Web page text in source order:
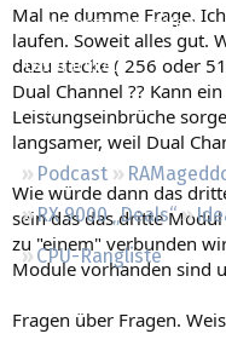
Neueste Aktivitäten
Leserartikel
Regeln
Podcast
RX 9000 „Deals“
CPU-Rangliste
Mal ne dumme Frage.
laufen. Soweit alles gut.
dazu stecke ( 256 oder
Dual Channel ?? Kann
Leistungseinbrüche
langsamer, weil Dual
Wie würde dann das
sein das das dritte
zu "einem" verbunden
Module vorhanden sind
Fragen über Fragen.